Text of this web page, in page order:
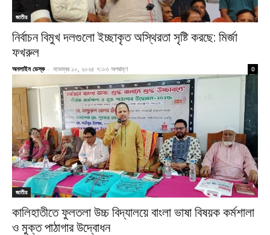
জাতীয়
নির্বাচন বিমুখ দলগুলো ইচ্ছাকৃত অস্থিরতা সৃষ্টি করছে: মির্জা
ফখরুল
অনলাইন ডেস্ক - নভেম্বর ১০, ২০২৫ ৭:০৩ অপরাহ্ণ 0
জাতীয়
কালিহাতীতে ফুলতলা উচ্চ বিদ্যালয়ে বাংলা ভাষা বিষয়ক কর্মশালা
ও মুক্ত পাঠাগার উদ্বোধন